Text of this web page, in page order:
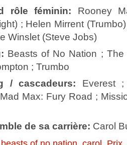
rôle féminin: Rooney
; Helen Mirrent
Winslet (Steve Jobs)
Beasts of No Nation ;
; Trumbo
/ cascadeurs: Everest
Max: Fury Road ;
de sa carrière: Carol